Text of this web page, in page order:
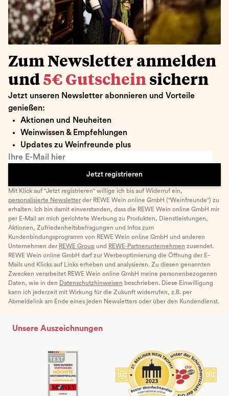
Zum Newsletter anmelden
und 5€ Gutschein sichern
Jetzt unseren Newsletter abonnieren und Vorteile
genießen:
Aktionen und Neuheiten
Weinwissen & Empfehlungen
Updates zu Weinfreunde plus
Ihre E-Mail hier
Jetzt registrieren
Mit Klick auf "Jetzt registrieren" willige ich bis auf Widerruf ein,
personalisierte Newsletter der REWE Wein online GmbH ("Weinfreunde") zu
erhalten. Ich bin damit einverstanden, dass die REWE Wein online GmbH mir
per E-Mail an mich gerichtete Werbung zu Produkten, Dienstleistungen,
Aktionen, Zufriedenheitsbefragungen und Infos zum
Kundenbindungsprogramm von REWE Wein online GmbH und anderen
Unternehmen der REWE Group und REWE-Partnerunternehmen zusendet.
REWE Wein online GmbH darf zur Werbeoptimierung die Öffnung der E-
Mails und Klicks auf Links erheben und analysieren. Zu diesen genannten
Zwecken verarbeitet REWE Wein online GmbH meine personenbezogenen
Daten, wie in den Datenschutzhinweisen beschrieben. Diese Einwilligung
kann ich jederzeit mit Wirkung für die Zukunft widerrufen, z.B. per
Abmeldelink am Ende eines jeden Newsletters oder über den Kundendienst.
Unsere Auszeichnungen